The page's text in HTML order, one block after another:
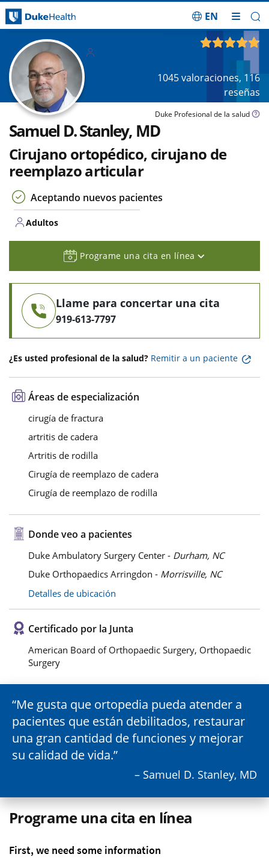
EN
4.80de 5
1045valoraciones, 116
reseñas
Duke Profesional de la salud
Samuel D. Stanley, MD
Cirujano ortopédico, cirujano de
reemplazo articular
Aceptando nuevos pacientes
Adultos
Programe una cita en línea
Llame para concertar una cita
919-613-7797
¿Es usted profesional de la salud? Remitir a un paciente
Áreas de especialización
cirugía de fractura
artritis de cadera
Artritis de rodilla
Cirugía de reemplazo de cadera
Cirugía de reemplazo de rodilla
Donde veo a pacientes
Duke Ambulatory Surgery Center - Durham, NC
Duke Orthopaedics Arringdon - Morrisville, NC
Detalles de ubicación
Certificado por la Junta
American Board of Orthopaedic Surgery, Orthopaedic
Surgery
Me gusta que ortopedia pueda atender a
pacientes que están debilitados, restaurar
una gran cantidad de funciones y mejorar
su calidad de vida.
– Samuel D. Stanley, MD
Programe una cita en línea